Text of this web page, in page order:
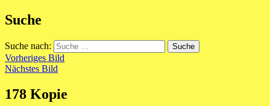
Suche
Suche nach:
Vorheriges Bild
Nächstes Bild
178 Kopie